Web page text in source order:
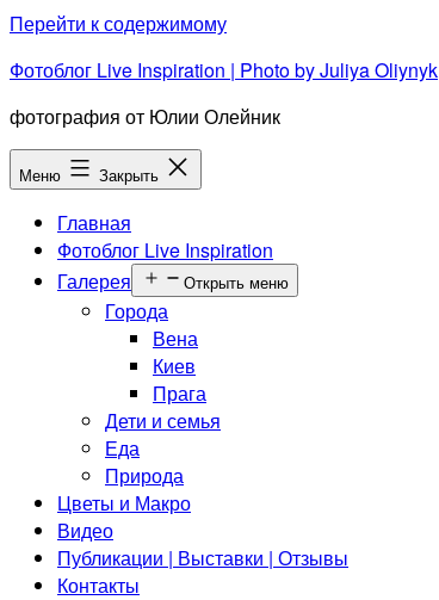
Перейти к содержимому
Фотоблог Live Inspiration | Photo by Juliya Oliynyk
фотография от Юлии Олейник
Меню Закрыть
Главная
Фотоблог Live Inspiration
Галерея
Открыть меню
Города
Вена
Киев
Прага
Дети и семья
Еда
Природа
Цветы и Макро
Видео
Публикации | Выставки | Отзывы
Контакты